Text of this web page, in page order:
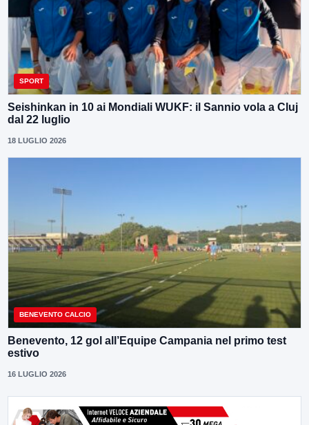
SPORT
Seishinkan in 10 ai Mondiali WUKF: il Sannio vola a Cluj
dal 22 luglio
18 LUGLIO 2026
BENEVENTO CALCIO
Benevento, 12 gol all’Equipe Campania nel primo test
estivo
16 LUGLIO 2026